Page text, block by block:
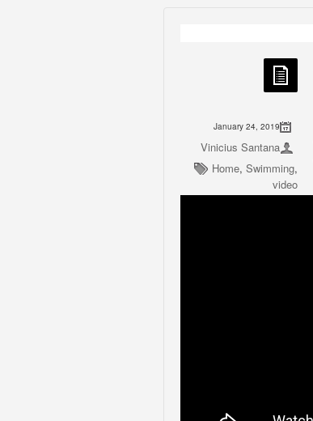
January 24, 2019
Vinicius Santana
Home, Swimming,
video